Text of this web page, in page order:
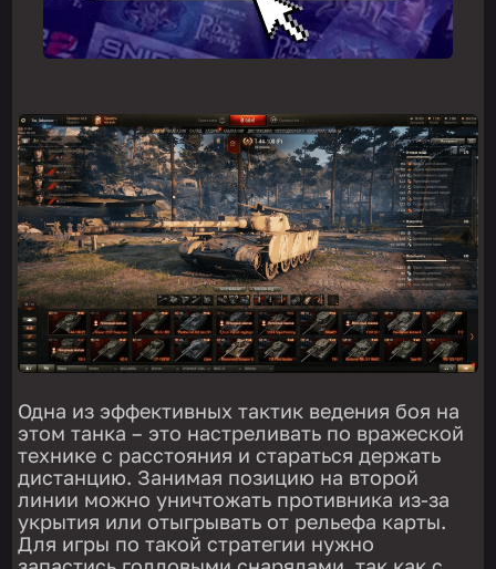
Одна из эффективных тактик ведения боя на
этом танка – это настреливать по вражеской
технике с расстояния и стараться держать
дистанцию. Занимая позицию на второй
линии можно уничтожать противника из-за
укрытия или отыгрывать от рельефа карты.
Для игры по такой стратегии нужно